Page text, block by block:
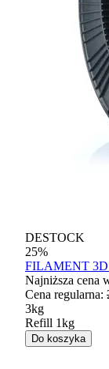
DESTOCK
25%
FILAMENT 3D
Najniższa cena
Cena regularna:
3kg
Refill 1kg
Do koszyka